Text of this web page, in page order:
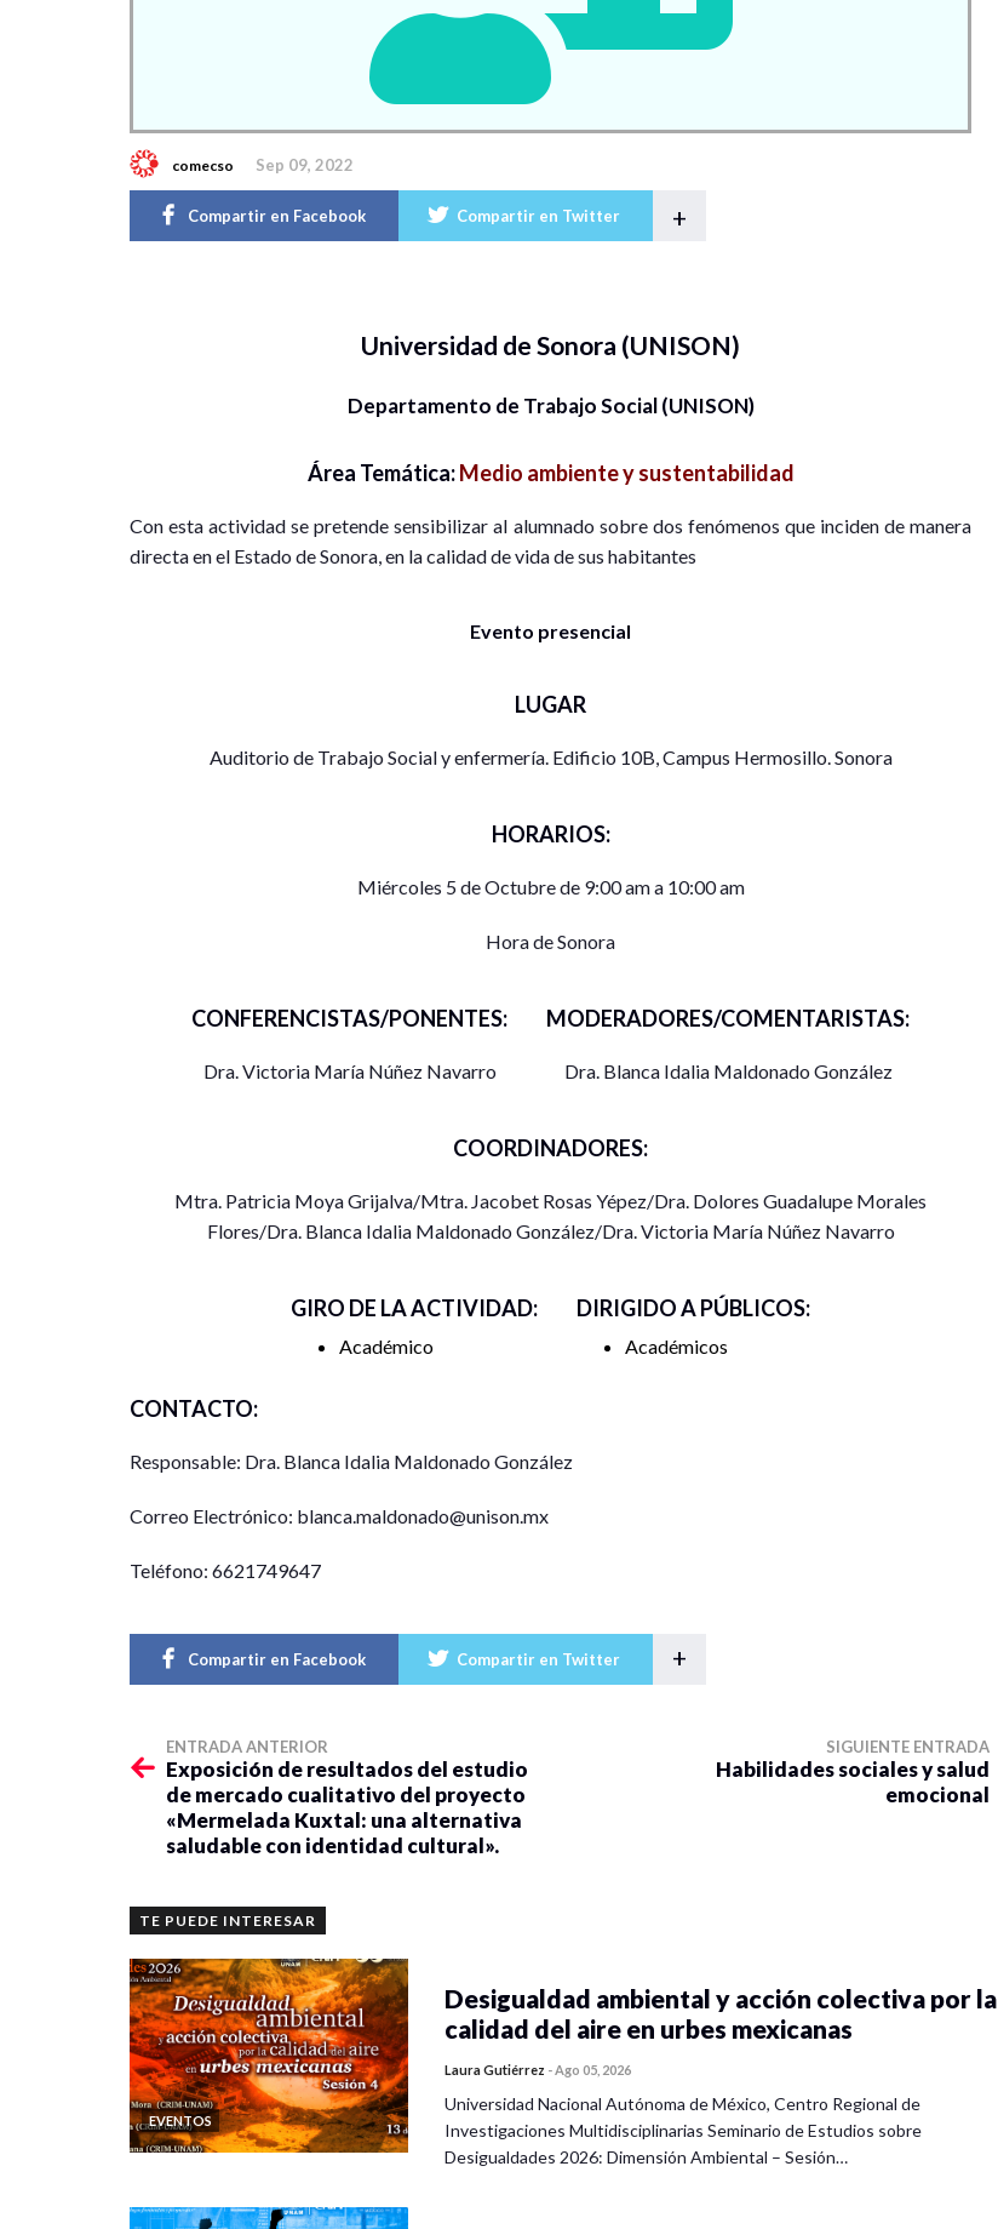
comecso Sep 09, 2022
Compartir en Facebook Compartir en Twitter +
Universidad de Sonora (UNISON)
Departamento de Trabajo Social (UNISON)
Área Temática:Medio ambiente y sustentabilidad
Con esta actividad se pretende sensibilizar al alumnado sobre dos fenómenos que inciden de manera
directa en el Estado de Sonora, en la calidad de vida de sus habitantes
Evento presencial
LUGAR
Auditorio de Trabajo Social y enfermería. Edificio 10B, Campus Hermosillo. Sonora
HORARIOS:
Miércoles 5 de Octubre de 9:00 am a 10:00 am
Hora de Sonora
CONFERENCISTAS/PONENTES:
Dra. Victoria María Núñez Navarro
MODERADORES/COMENTARISTAS:
Dra. Blanca Idalia Maldonado González
COORDINADORES:
Mtra. Patricia Moya Grijalva/Mtra. Jacobet Rosas Yépez/Dra. Dolores Guadalupe Morales
Flores/Dra. Blanca Idalia Maldonado González/Dra. Victoria María Núñez Navarro
GIRO DE LA ACTIVIDAD:
Académico
DIRIGIDO A PÚBLICOS:
Académicos
CONTACTO:
Responsable: Dra. Blanca Idalia Maldonado González
Correo Electrónico: blanca.maldonado@unison.mx
Teléfono: 6621749647
Compartir en Facebook Compartir en Twitter +
ENTRADA ANTERIOR
Exposición de resultados del estudio
de mercado cualitativo del proyecto
«Mermelada Kuxtal: una alternativa
saludable con identidad cultural».
SIGUIENTE ENTRADA
Habilidades sociales y salud
emocional
TE PUEDE INTERESAR
EVENTOS
Desigualdad ambiental y acción colectiva por la
calidad del aire en urbes mexicanas
Laura Gutiérrez -Ago 05, 2026
Universidad Nacional Autónoma de México, Centro Regional de
Investigaciones Multidisciplinarias Seminario de Estudios sobre
Desigualdades 2026: Dimensión Ambiental – Sesión…